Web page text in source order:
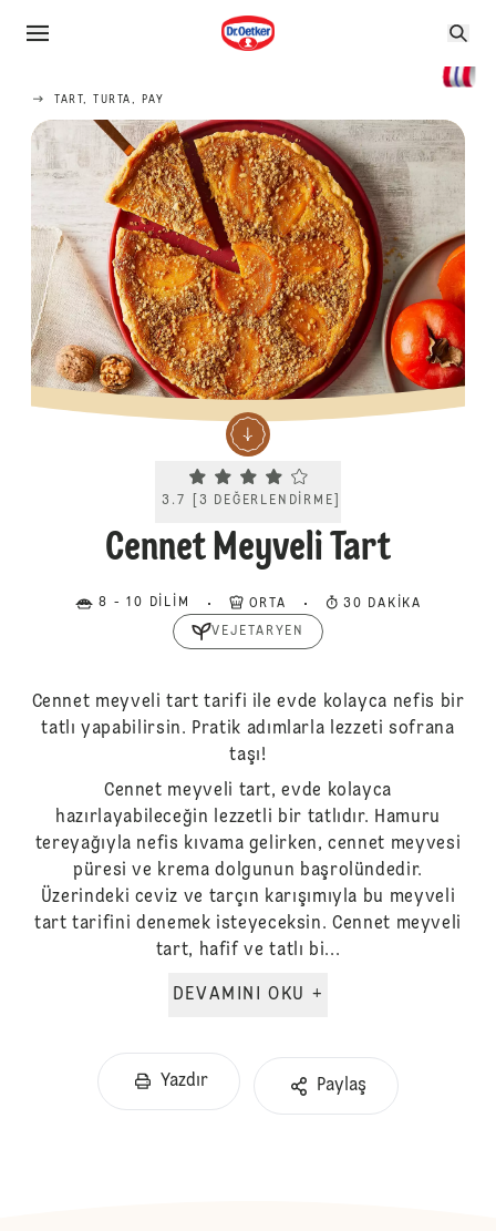
TART, TURTA, PAY
Current rating 3.7. Click to rate.
3.7 3 DEĞERLENDIRME
Cennet Meyveli Tart
8 - 10 DILIM ORTA 30 DAKIKA
VEJETARYEN
Cennet meyveli tart tarifi ile evde kolayca nefis bir
tatlı yapabilirsin. Pratik adımlarla lezzeti sofrana
taşı!
Cennet meyveli tart, evde kolayca
hazırlayabileceğin lezzetli bir tatlıdır. Hamuru
tereyağıyla nefis kıvama gelirken, cennet meyvesi
püresi ve krema dolgunun başrolündedir.
Üzerindeki ceviz ve tarçın karışımıyla bu meyveli
tart tarifini denemek isteyeceksin. Cennet meyveli
tart, hafif ve tatlı bi...
DEVAMINI OKU +
Yazdır Paylaş